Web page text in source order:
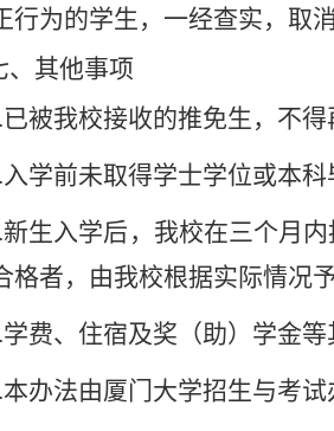
行为的学生，一经查实，取
、其他事项
已被我校接收的推免生，不
入学前未取得学士学位或本
新生入学后，我校在三个月
格者，由我校根据实际情况
学费、住宿及奖（助）学金
本办法由厦门大学招生与考